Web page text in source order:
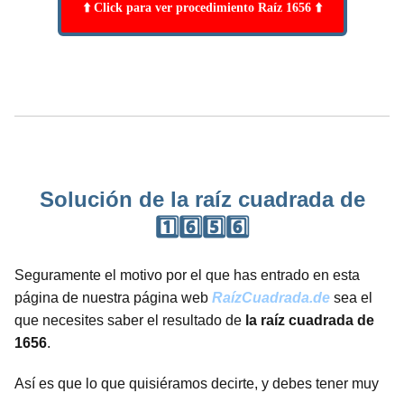
⬆️ Click para ver procedimiento Raíz 1656 ⬆️
Solución de la raíz cuadrada de
1️⃣6️⃣5️⃣6️⃣
Seguramente el motivo por el que has entrado en esta
página de nuestra página web RaízCuadrada.de sea el
que necesites saber el resultado de la raíz cuadrada de
1656.
Así es que lo que quisiéramos decirte, y debes tener muy